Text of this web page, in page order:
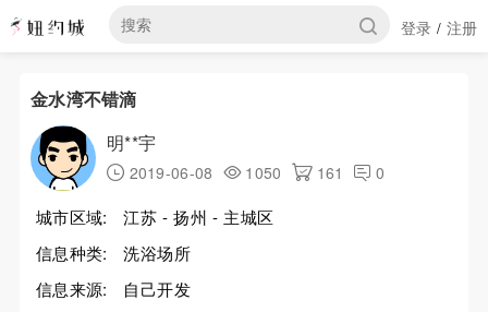
登录 / 注册
金水湾不错滴
明**宇
2019-06-08 1050 161 0
城市区域:
江苏 - 扬州 - 主城区
信息种类:
洗浴场所
信息来源:
自己开发